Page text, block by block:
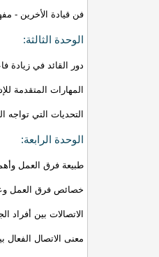
فن قيادة الأخرين -
الوحدة الثالثة:
دور القائد في زيادة
المهارات المتقدمة
التحديات التي تواجه
الوحدة الرابعة:
طبيعة فرق العمل
خصائص فرق العمل
الاتصالات بين أفراد
معنى الاتصال الفعال